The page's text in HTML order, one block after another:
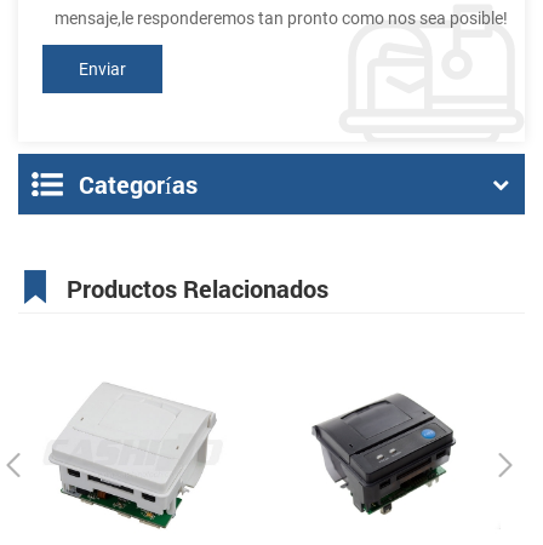
mensaje,le responderemos tan pronto como nos sea posible!
Categorías
Productos Relacionados